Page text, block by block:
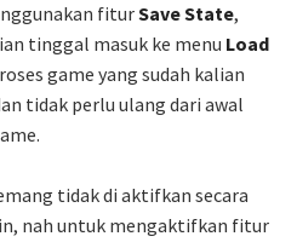
fiturSave State,
tinggal masuk ke menu Load
game yang sudah kalian
tidak perlu ulang dari awal
tidak di aktifkan secara
nah untuk mengaktifkan fitur